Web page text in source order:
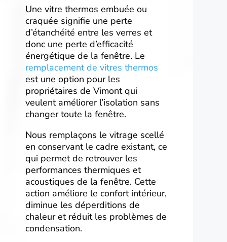
Une vitre thermos embuée ou
craquée signifie une perte
d’étanchéité entre les verres et
donc une perte d’efficacité
énergétique de la fenêtre. Le
remplacement de vitres thermos
est une option pour les
propriétaires de Vimont qui
veulent améliorer l’isolation sans
changer toute la fenêtre.
Nous remplaçons le vitrage scellé
en conservant le cadre existant, ce
qui permet de retrouver les
performances thermiques et
acoustiques de la fenêtre. Cette
action améliore le confort intérieur,
diminue les déperditions de
chaleur et réduit les problèmes de
condensation.